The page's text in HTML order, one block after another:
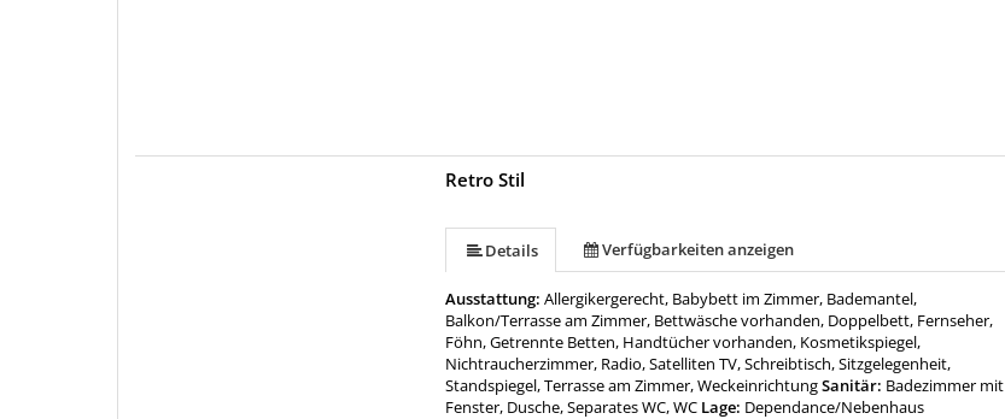
Retro Stil
Details Verfügbarkeiten anzeigen
Ausstattung:Allergikergerecht, Babybett im Zimmer, Bademantel,
Balkon/Terrasse am Zimmer, Bettwäsche vorhanden, Doppelbett, Fernseher,
Föhn, Getrennte Betten, Handtücher vorhanden, Kosmetikspiegel,
Nichtraucherzimmer, Radio, Satelliten TV, Schreibtisch, Sitzgelegenheit,
Standspiegel, Terrasse am Zimmer, WeckeinrichtungSanitär: Badezimmer mit
Fenster, Dusche, Separates WC, WC Lage: Dependance/Nebenhaus